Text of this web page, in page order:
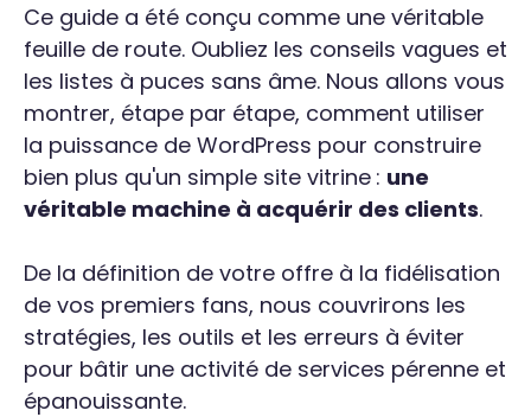
Ce guide a été conçu comme une véritable
feuille de route. Oubliez les conseils vagues et
les listes à puces sans âme. Nous allons vous
montrer, étape par étape, comment utiliser
la puissance de WordPress pour construire
bien plus qu'un simple site vitrine : une
véritable machine à acquérir des clients.
De la définition de votre offre à la fidélisation
de vos premiers fans, nous couvrirons les
stratégies, les outils et les erreurs à éviter
pour bâtir une activité de services pérenne et
épanouissante.